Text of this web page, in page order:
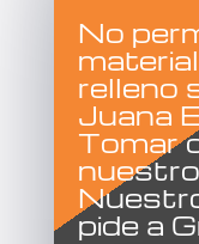
No
relleno
Juana
Tomar
nuestro
pide a